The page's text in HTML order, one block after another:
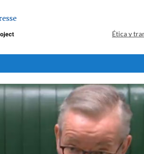
Ética y